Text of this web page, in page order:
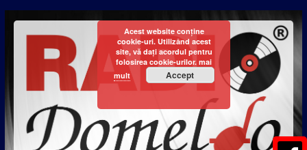
Acest website conține
cookie-uri. Utilizând acest
site, vă dați acordul pentru
folosirea cookie-urilor. mai
mult
Accept